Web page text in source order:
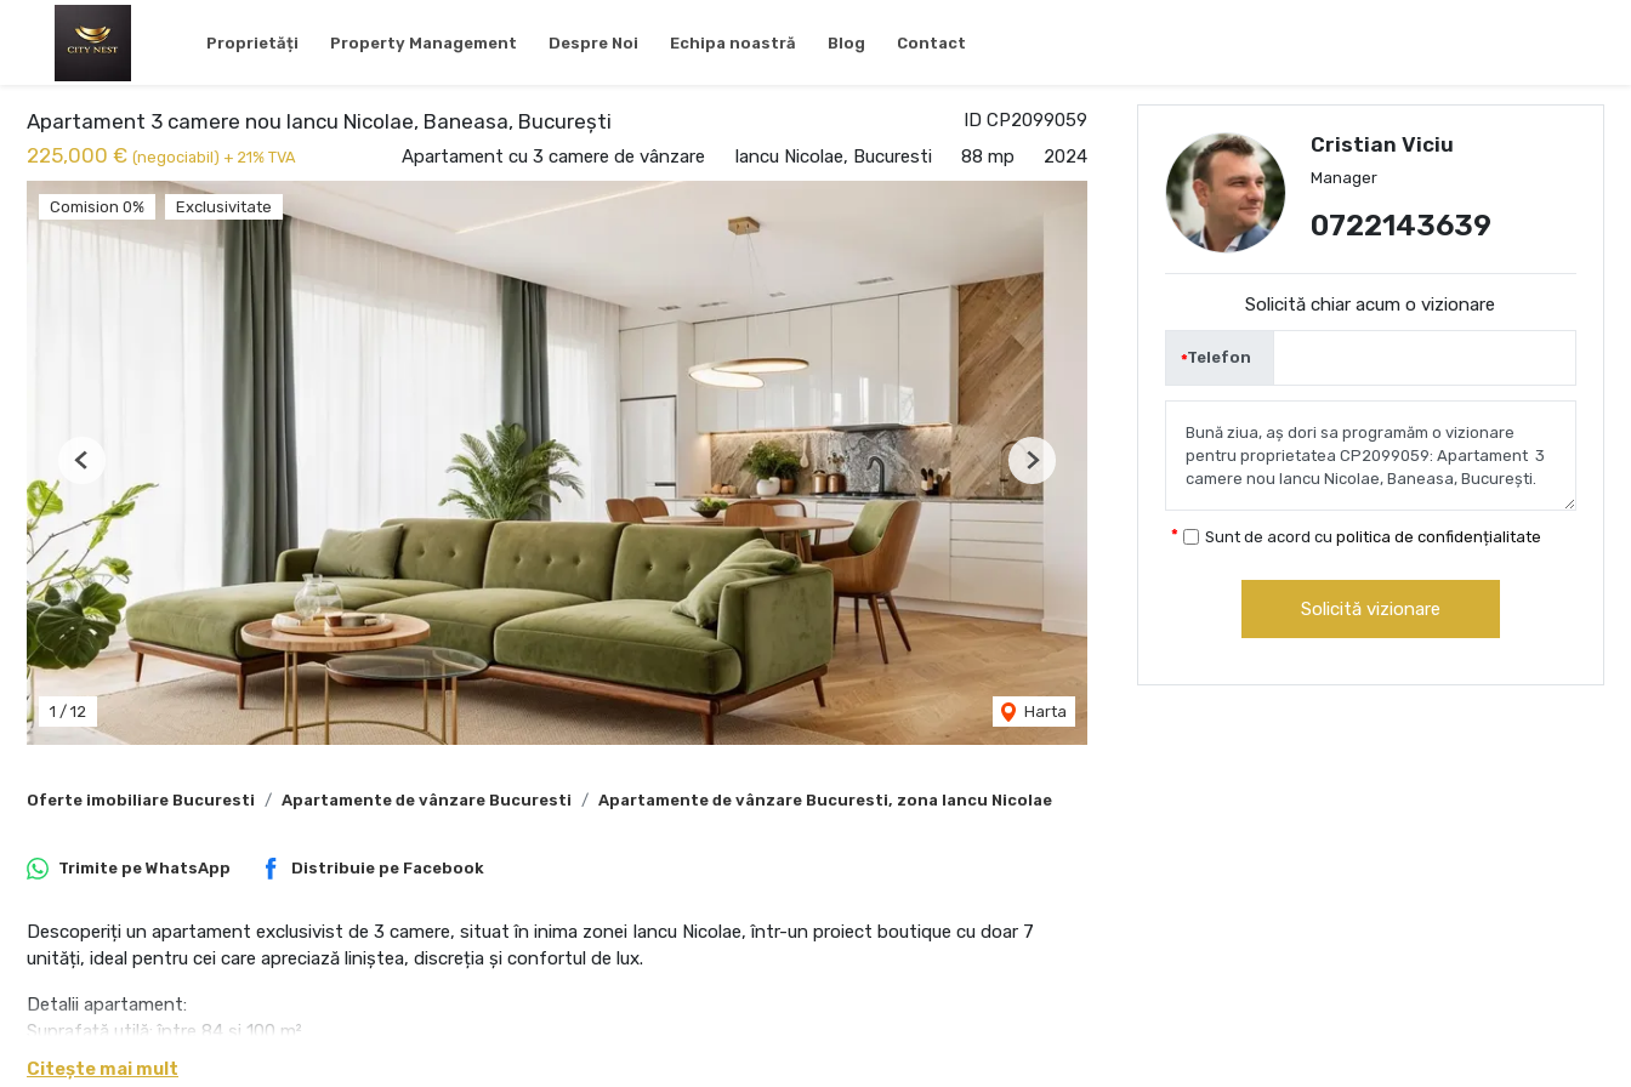
Proprietăți Property Management Despre Noi Echipa noastră Blog Contact
ID CP2099059
Apartament 3 camere nou Iancu Nicolae, Baneasa, București
225,000 € (negociabil) + 21% TVA Apartament cu 3 camere de vânzare Iancu Nicolae, Bucuresti 88 mp 2024
Comision 0% Exclusivitate
1 / 12 Harta
Previous Next
Oferte imobiliare Bucuresti Apartamente de vânzare Bucuresti Apartamente de vânzare Bucuresti, zona Iancu Nicolae
Trimite pe WhatsApp Distribuie pe Facebook
Descoperiți un apartament exclusivist de 3 camere, situat în inima zonei Iancu Nicolae, într-un proiect boutique cu doar 7
unități, ideal pentru cei care apreciază liniștea, discreția și confortul de lux.
Detalii apartament:
Suprafață utilă: între 84 și 100 m²
Preț: de la 225.000 € + TVA
Citește mai mult
Cristian Viciu
Manager
0722143639
Solicită chiar acum o vizionare
Telefon
Sunt de acord cu politica de confidențialitate
Solicită vizionare